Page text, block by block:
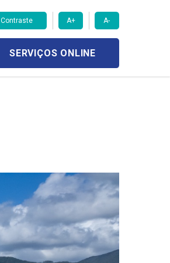
Contraste A+ A-
SERVIÇOS ONLINE